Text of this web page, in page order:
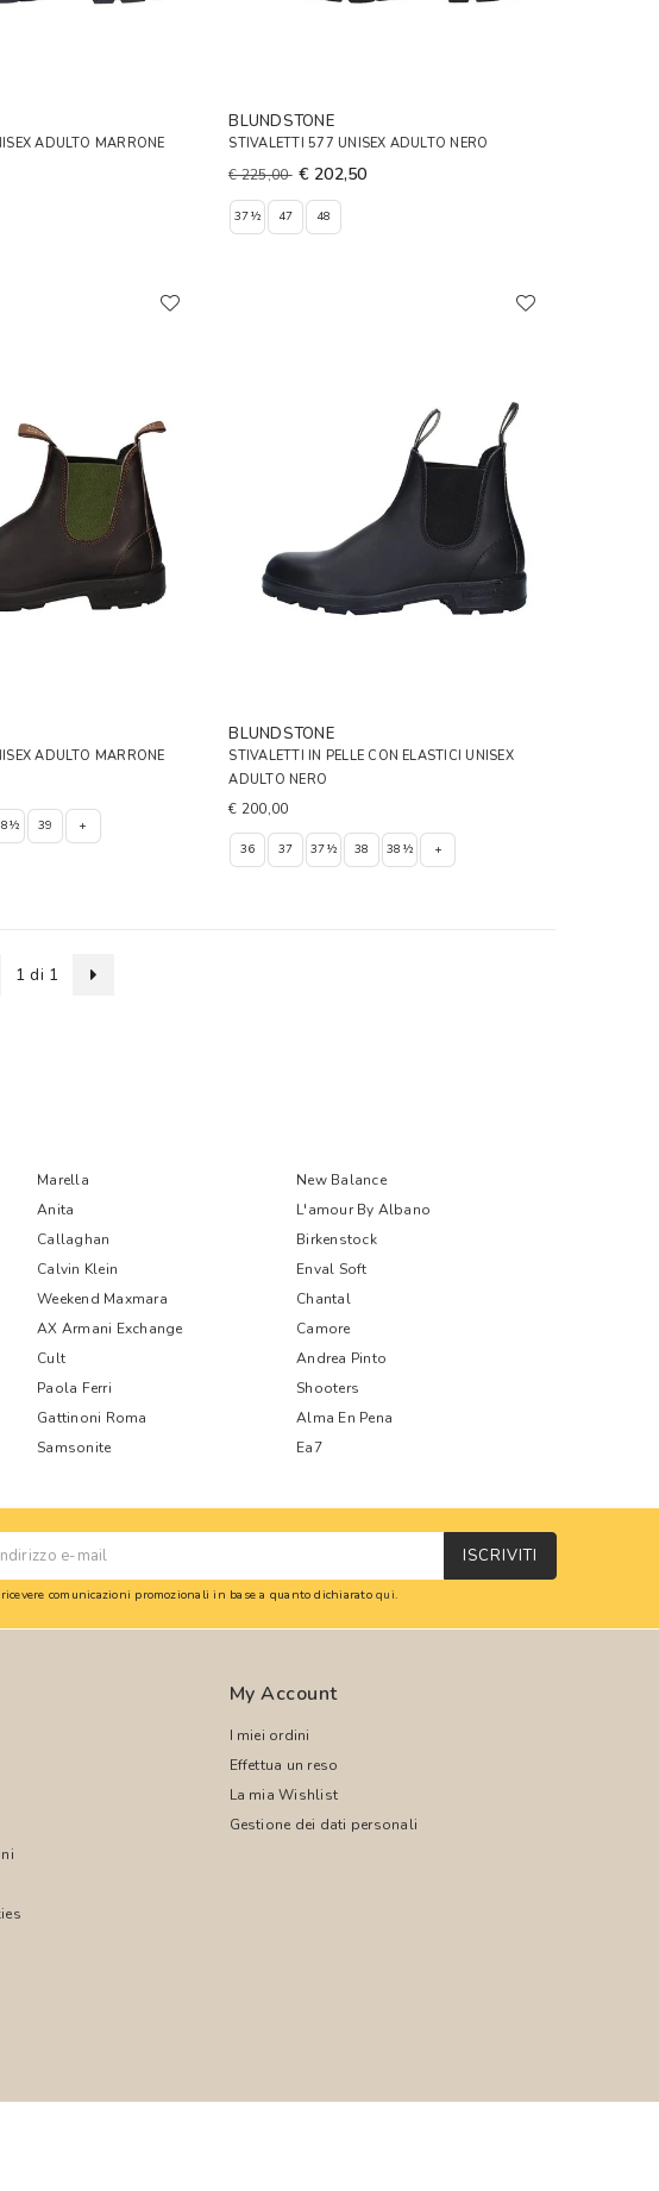
ADULTO MARRONE
BLUNDSTONE
STIVALETTI 577 UNISEX ADULTO NERO
€ 225,00 € 202,50
37½ 47 48
ADULTO MARRONE
39 +
BLUNDSTONE
STIVALETTI IN PELLE CON ELASTICI UNISEX
ADULTO NERO
€ 200,00
36 37 37½ 38 38½ +
1 di 1
Marella
New Balance
Anita
L'amour By Albano
Callaghan
Birkenstock
Calvin Klein
Enval Soft
Weekend Maxmara
Chantal
AX Armani Exchange
Camore
Cult
Andrea Pinto
Paola Ferri
Shooters
Gattinoni Roma
Alma En Pena
Samsonite Ea7
ISCRIVITI
comunicazioni promozionali in base a quanto dichiaratoqui.
My Account
I miei ordini
Effettua un reso
La mia Wishlist
Gestione dei dati personali